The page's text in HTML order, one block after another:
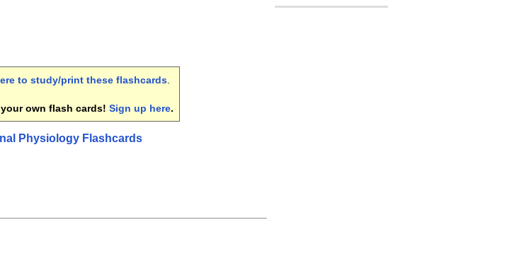
to study/print these flashcards
your own flash cards! Sign up here.
Physiology Flashcards